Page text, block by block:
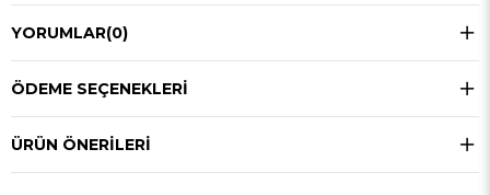
YORUMLAR(0)
ÖDEME SEÇENEKLERI
ÜRÜN ÖNERILERI